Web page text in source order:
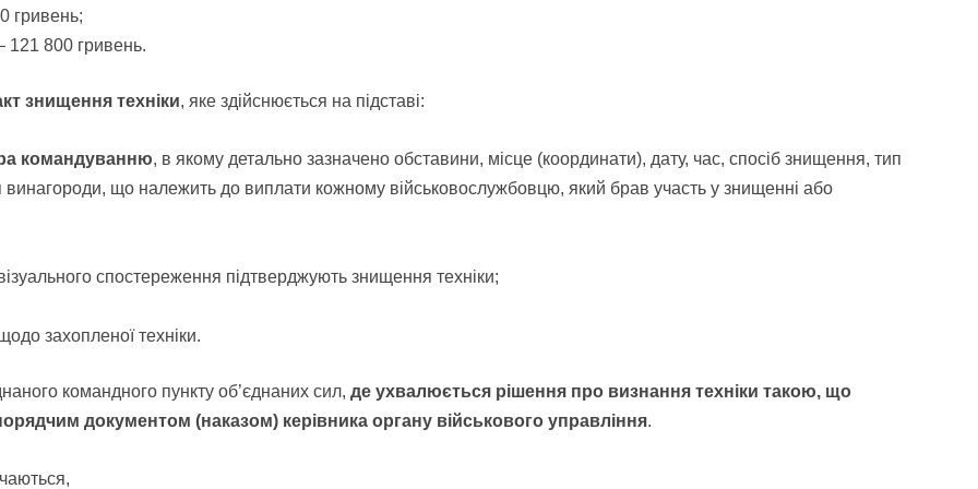
гривень;
121 800 гривень.
знищення техніки, яке здійснюється на підставі:
командуванню, в якому детально зазначено обставини, місце (координати), дату, час, спосіб знищення, тип
винагороди, що належить до виплати кожному військовослужбовцю, який брав участь у знищенні або
спостереження підтверджують знищення техніки;
захопленої техніки.
командного пункту об’єднаних сил, де ухвалюється рішення про визнання техніки такою, що
документом (наказом) керівника органу військового управління.